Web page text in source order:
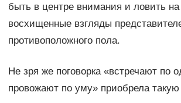
быть в центре внимания и ловить
восхищенные взгляды
противоположного пола.
Не зря же поговорка «встречают по
провожают по уму» приобрела такую